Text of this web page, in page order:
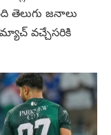
తెలుగు జనాలు
వచ్చేసరికి